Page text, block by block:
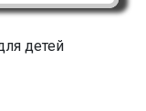
детей